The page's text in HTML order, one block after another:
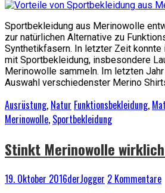
Sportbekleidung aus Merinowolle
zur natürlichen Alternative zu
Synthetikfasern. In letzter Zeit konnte
mit Sportbekleidung, insbesondere
Merinowolle sammeln. Im letzten
Auswahl verschiedenster Merino
Ausrüstung, Natur Funktionsbekleidung,
Merinowolle, Sportbekleidung
Stinkt Merinowolle
19. Oktober 2016derJogger 2 Kommentare